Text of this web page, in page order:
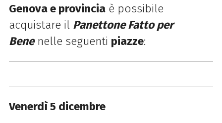
Genova e provinciaè possibile
acquistare il Panettone Fatto per
Benenelle seguenti piazze:
Venerdì 5 dicembre